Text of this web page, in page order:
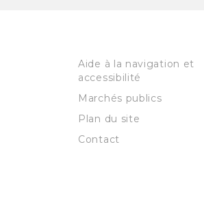
Aide à la navigation et
accessibilité
Marchés publics
Plan du site
Contact